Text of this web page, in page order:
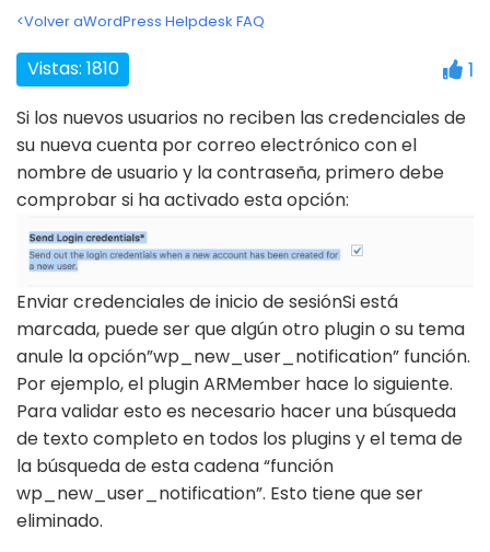
<Volver aWordPress Helpdesk FAQ
Vistas: 1810 1
Si los nuevos usuarios no reciben las credenciales de
su nueva cuenta por correo electrónico con el
nombre de usuario y la contraseña, primero debe
comprobar si ha activado esta opción:
Enviar credenciales de inicio de sesiónSi está
marcada, puede ser que algún otro plugin o su tema
anule la opción”wp_new_user_notification” función.
Por ejemplo, el plugin ARMember hace lo siguiente.
Para validar esto es necesario hacer una búsqueda
de texto completo en todos los plugins y el tema de
la búsqueda de esta cadena “función
wp_new_user_notification”. Esto tiene que ser
eliminado.